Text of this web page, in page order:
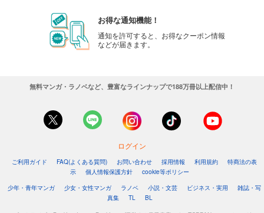
お得な通知機能！
通知を許可すると、お得なクーポン情報
などが届きます。
無料マンガ・ラノベなど、豊富なラインナップで188万冊以上配信中！
ログイン
ご利用ガイド FAQ(よくある質問) お問い合わせ 採用情報 利用規約
特商法の表
示
個人情報保護方針
cookie等ポリシー
少年・青年マンガ
少女・女性マンガ ラノベ 小説・文芸 ビジネス・実用
雑誌・写
真集
TL BL